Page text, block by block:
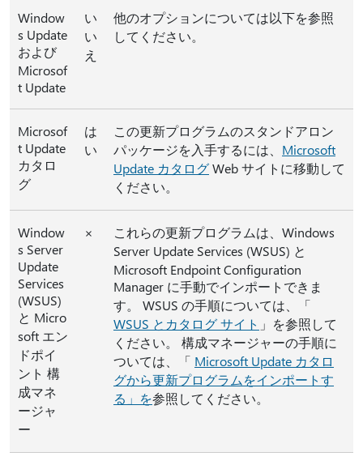
Window
s Update
および
Microsof
t Update
い
い
え
他のオプションについては以下を参照
してください。
Microsof
t Update
カタロ
グ
は
い
この更新プログラムのスタンドアロン
パッケージを入手するには、 Microsoft
Update カタログWeb サイトに移動して
ください。
Window
s Server
Update
Services
(WSUS)
と Micro
soft エン
ドポイ
ント 構
成マネ
ージャ
ー
×
これらの更新プログラムは、Windows
Server Update Services (WSUS) と
Microsoft Endpoint Configuration
Manager に手動でインポートできま
す。 WSUS の手順については、「
WSUS とカタログ サイト 」を参照して
ください。 構成マネージャーの手順に
ついては、「 Microsoft Update カタロ
グから更新プログラムをインポートす
る」を参照してください。